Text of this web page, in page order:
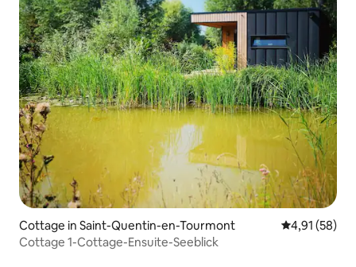
Cottage in Saint-Quentin-en-Tourmont
4,91 (58)
Cottage 1-Cottage-Ensuite-Seeblick